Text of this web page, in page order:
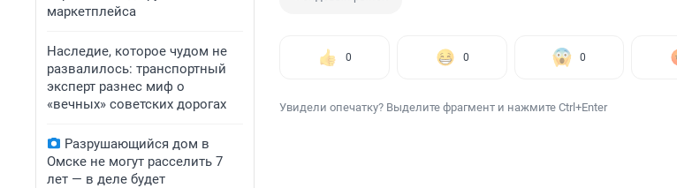
маркетплейса
Наследие, которое чудом не
развалилось: транспортный
эксперт разнес миф о
«вечных» советских дорогах
Разрушающийся дом в
Омске не могут расселить 7
лет — в деле будет
0 0 0
Увидели опечатку? Выделите фрагмент и нажмите Ctrl+Enter